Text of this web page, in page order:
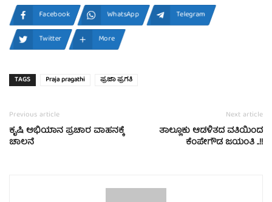
Facebook WhatsApp
Telegram
Twitter
More
TAGS Praja pragathi ಪ್ರಜಾ ಪ್ರಗತಿ
Previous article
ಕೃಷಿ ಅಭಿಯಾನ ಪ್ರಚಾರ ವಾಹನಕ್ಕೆ
ಚಾಲನೆ
Next article
ತಾಲ್ಲೂಕು ಆಡಳಿತದ ವತಿಯಿಂದ
ಕೆಂಪೇಗೌಡ ಜಯಂತಿ ..!!